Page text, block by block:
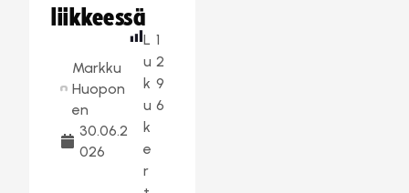
liikkeessä
Markku
Huopon
en
30.06.2
026
L
u
k
u
k
e
r
1
2
9
6